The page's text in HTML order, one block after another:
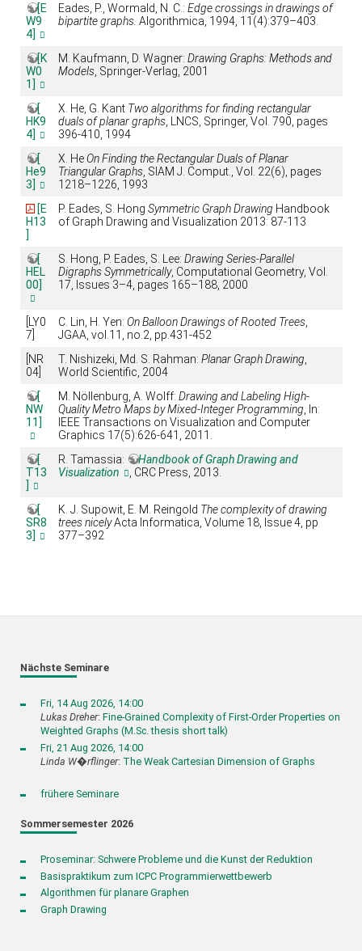
[E
W9
4]
Eades, P., Wormald, N. C.: Edge crossings in drawings of
bipartite graphs. Algorithmica, 1994, 11(4):379–403.
[K
W0
1]
M. Kaufmann, D. Wagner: Drawing Graphs: Methods and
Models, Springer-Verlag, 2001
[
HK9
4]
X. He, G. Kant Two algorithms for finding rectangular
duals of planar graphs, LNCS, Springer, Vol. 790, pages
396-410, 1994
[
He9
3]
X. HeOn Finding the Rectangular Duals of Planar
Triangular Graphs, SIAM J. Comput., Vol. 22(6), pages
1218–1226, 1993
[E
H13
]
P. Eades, S. Hong Symmetric Graph Drawing Handbook
of Graph Drawing and Visualization 2013: 87-113
[
HEL
00]
S. Hong, P. Eades, S. Lee: Drawing Series-Parallel
Digraphs Symmetrically, Computational Geometry, Vol.
17, Issues 3–4, pages 165–188, 2000
[LY0
7]
C. Lin, H. Yen: On Balloon Drawings of Rooted Trees,
JGAA, vol.11, no.2, pp.431-452
[NR
04]
T. Nishizeki, Md. S. Rahman: Planar Graph Drawing
World Scientific, 2004
[
NW
11]
M. Nöllenburg, A. Wolff: Drawing and Labeling High-
Quality Metro Maps by Mixed-Integer Programming , In:
IEEE Transactions on Visualization and Computer
Graphics 17(5):626-641, 2011.
[
T13
]
R. Tamassia:
Handbook of Graph Drawing and
Visualization
, CRC Press, 2013.
[
SR8
3]
K. J. Supowit, E. M. Reingold The complexity of drawing
trees nicelyActa Informatica, Volume 18, Issue 4, pp
377–392
Nächste Seminare
Fri, 14 Aug 2026, 14:00
Lukas Dreher: Fine-Grained Complexity of First-Order Properties on
Weighted Graphs (M.Sc. thesis short talk)
Fri, 21 Aug 2026, 14:00
Linda W�rflinger: The Weak Cartesian Dimension of Graphs
frühere Seminare
Sommersemester 2026
Proseminar: Schwere Probleme und die Kunst der Reduktion
Basispraktikum zum ICPC Programmierwettbewerb
Algorithmen für planare Graphen
Graph Drawing